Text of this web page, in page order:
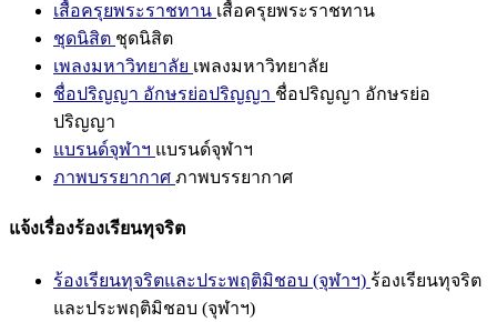
เสื้อครุยพระราชทาน เสื้อครุยพระราชทาน
ชุดนิสิต ชุดนิสิต
เพลงมหาวิทยาลัย เพลงมหาวิทยาลัย
ชื่อปริญญา อักษรย่อปริญญา ชื่อปริญญา อักษรย่อ
ปริญญา
แบรนด์จุฬาฯ แบรนด์จุฬาฯ
ภาพบรรยากาศ ภาพบรรยากาศ
แจ้งเรื่องร้องเรียนทุจริต
ร้องเรียนทุจริตและประพฤติมิชอบ (จุฬาฯ) ร้องเรียนทุจริต
และประพฤติมิชอบ (จุฬาฯ)